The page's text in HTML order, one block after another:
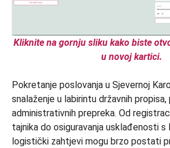
Kliknite na gornju sliku kako biste
u novoj kartici.
Pokretanje poslovanja u Sjevernoj
snalaženje u labirintu državnih
administrativnih prepreka. Od
tajnika do osiguravanja usklađenosti s
logistički zahtjevi mogu brzo postati